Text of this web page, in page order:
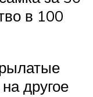
в 100
другое